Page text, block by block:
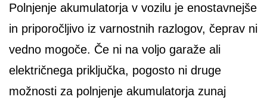
Polnjenje akumulatorja v vozilu je enostavnejše
in priporočljivo iz varnostnih razlogov, čeprav ni
vedno mogoče. Če ni na voljo garaže ali
električnega priključka, pogosto ni druge
možnosti za polnjenje akumulatorja zunaj